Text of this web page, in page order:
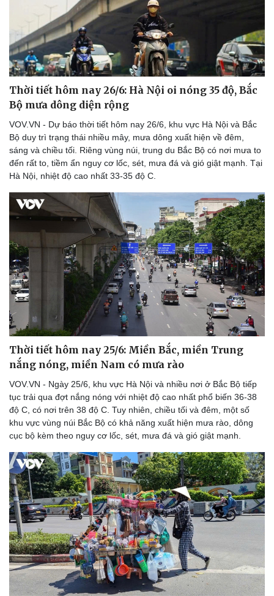
Du lịch
Tư vấn
Săn Tour
check-in
Podcast
Câu chuyện thời sự
Đọc truyện đêm khuya
Cửa sổ tình yêu
Kể chuyện cho bé
Hạt giống tâm hồn
Thời tiết hôm nay 26/6: Hà Nội oi nóng 35 độ, Bắc
Bộ mưa dông diện rộng
VOV.VN - Dự báo thời tiết hôm nay 26/6, khu vực Hà Nội và Bắc
Bộ duy trì trạng thái nhiều mây, mưa dông xuất hiện về đêm,
sáng và chiều tối. Riêng vùng núi, trung du Bắc Bộ có nơi mưa to
đến rất to, tiềm ẩn nguy cơ lốc, sét, mưa đá và gió giật mạnh. Tại
Hà Nội, nhiệt độ cao nhất 33-35 độ C.
Thời tiết hôm nay 25/6: Miền Bắc, miền Trung
nắng nóng, miền Nam có mưa rào
VOV.VN - Ngày 25/6, khu vực Hà Nội và nhiều nơi ở Bắc Bộ tiếp
tục trải qua đợt nắng nóng với nhiệt độ cao nhất phổ biến 36-38
độ C, có nơi trên 38 độ C. Tuy nhiên, chiều tối và đêm, một số
khu vực vùng núi Bắc Bộ có khả năng xuất hiện mưa rào, dông
cục bộ kèm theo nguy cơ lốc, sét, mưa đá và gió giật mạnh.